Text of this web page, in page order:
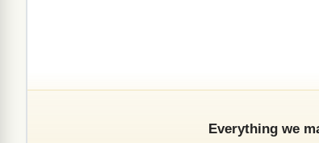
Everything we